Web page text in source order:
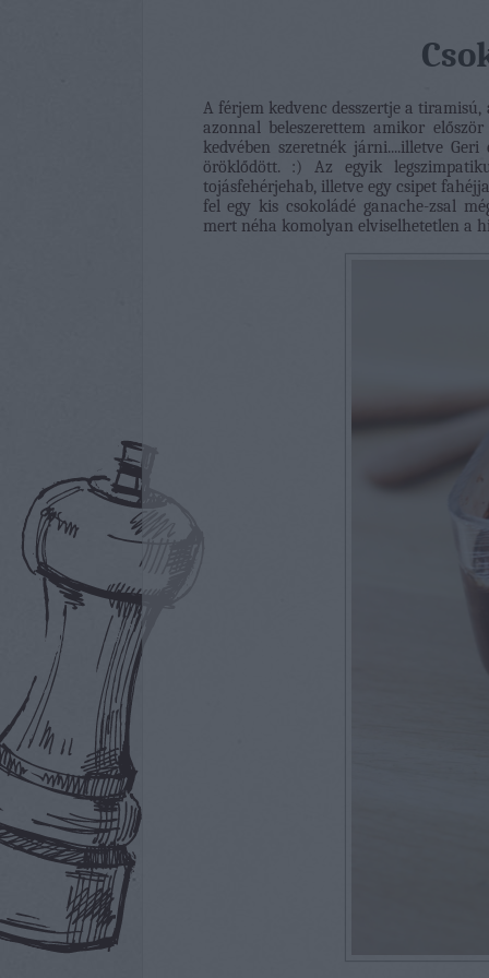
A férjem kedvenc desszertje a
azonnal beleszerettem amikor
kedvében szeretnék járni....illetve
öröklődött. :) Az egyik
tojásfehérjehab, illetve egy csipet
fel egy kis csokoládé ganache-zsal
mert néha komolyan elviselhetetlen a